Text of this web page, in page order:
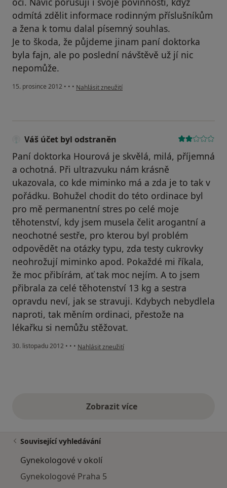
odmítá zdělit informace rodinným příslušníkům
a žena k tomu dalal písemný souhlas.
Je to škoda, že půjdeme jinam paní doktorka
byla fajn, ale po poslední návštěvě už jí nic
nepomůže.
15. prosince 2012 • • • podle názoru uživatele Váš účet byl odstraněn
Nahlásit zneužití
Váš účet byl odstraněn
Paní doktorka Hourová je skvělá, milá, příjemná
a ochotná. Při ultrazvuku nám krásně
ukazovala, co kde miminko má a zda je to tak v
pořádku. Bohužel chodit do této ordinace byl
pro mě permanentní stres po celé moje
těhotenství, kdy jsem musela čelit arogantní a
neochotné sestře, pro kterou byl problém
odpovědět na otázky typu, zda testy cukrovky
neohrožují miminko apod. Pokaždé mi říkala,
že moc přibírám, ať tak moc nejím. A to jsem
přibrala za celé těhotenství 13 kg a sestra
opravdu neví, jak se stravuji. Kdybych nebydlela
naproti, tak měním ordinaci, přestože na
lékařku si nemůžu stěžovat.
30. listopadu 2012 • • • podle názoru uživatele Váš účet byl odstraněn
Nahlásit zneužití
Zobrazit vícevýše uvedené názory
Související vyhledávání
Gynekologové v okolí
Gynekologové Praha 5